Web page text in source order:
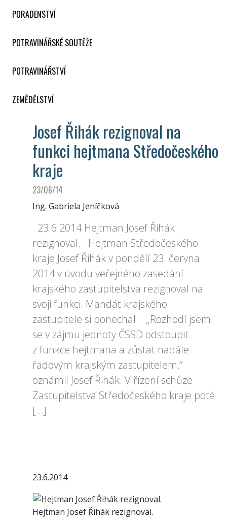
PORADENSTVÍ
POTRAVINÁŘSKÉ SOUTĚŽE
POTRAVINÁŘSTVÍ
ZEMĚDĚLSTVÍ
Josef Řihák rezignoval na
funkci hejtmana Středočeského
kraje
23/06/14
Ing. Gabriela Jeníčková
23.6.2014 Hejtman Josef Řihák
rezignoval. Hejtman Středočeského
kraje Josef Řihák v pondělí 23. června
2014 v úvodu veřejného zasedání
krajského zastupitelstva rezignoval na
svoji funkci. Mandát krajského
zastupitele si ponechal. „Rozhodl jsem
se v zájmu jednoty ČSSD odstoupit
z funkce hejtmana a zůstat nadále
řadovým krajským zastupitelem,“
oznámil Josef Řihák. V řízení schůze
Zastupitelstva Středočeského kraje poté
[…]
23.6.2014
Hejtman Josef Řihák rezignoval.